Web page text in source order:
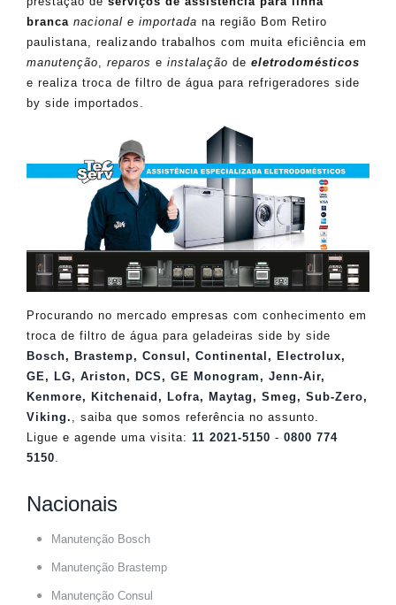
branca nacional e importada na região Bom Retiro
paulistana, realizando trabalhos com muita eficiência em
manutenção
reparos e instalação de eletrodomésticos
e realiza troca de filtro de água para refrigeradores side
by side importados.
Procurando no mercado empresas com conhecimento em
troca de filtro de água para geladeiras side by side
Bosch, Brastemp, Consul , Continental , Electrolux,
GE, LG, Ariston, DCS , GE Monogram , Jenn-Air,
Kenmore, Kitchenaid , Lofra, Maytag , Smeg , Sub-Zero,
Viking. , saiba que somos referência no assunto.
Ligue e agende uma visita: 11 2021-5150 - 0800 774
5150.
Nacionais
Manutenção Bosch
Manutenção Brastemp
Manutenção Consul